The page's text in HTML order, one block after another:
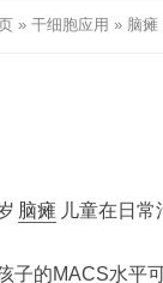
» 干细胞应用 » 脑瘫
脑瘫 儿童在日
子的MACS水平